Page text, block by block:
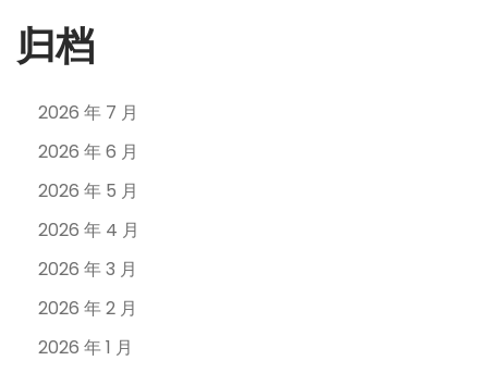
归档
2026 年 7 月
2026 年 6 月
2026 年 5 月
2026 年 4 月
2026 年 3 月
2026 年 2 月
2026 年 1 月